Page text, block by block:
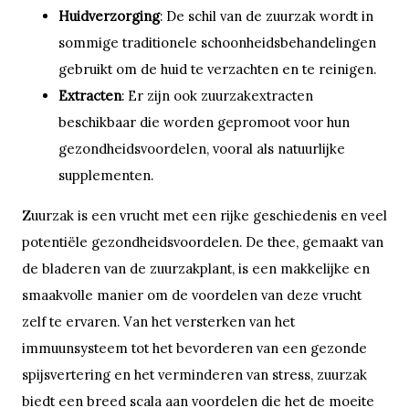
Huidverzorging: De schil van de zuurzak wordt in
sommige traditionele schoonheidsbehandelingen
gebruikt om de huid te verzachten en te reinigen.
Extracten: Er zijn ook zuurzakextracten
beschikbaar die worden gepromoot voor hun
gezondheidsvoordelen, vooral als natuurlijke
supplementen.
Zuurzak is een vrucht met een rijke geschiedenis en veel
potentiële gezondheidsvoordelen. De thee, gemaakt van
de bladeren van de zuurzakplant, is een makkelijke en
smaakvolle manier om de voordelen van deze vrucht
zelf te ervaren. Van het versterken van het
immuunsysteem tot het bevorderen van een gezonde
spijsvertering en het verminderen van stress, zuurzak
biedt een breed scala aan voordelen die het de moeite